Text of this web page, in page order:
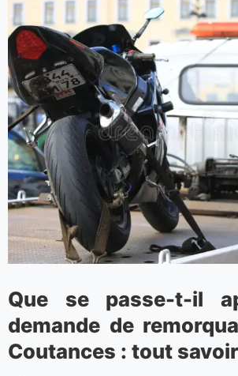
Que se passe-t-il
demande de
Coutances : tout savoir